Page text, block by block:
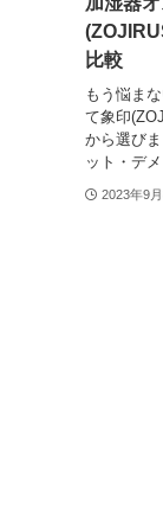
比較
もう悩ま
て象印
から選び
ット・デ
2023年9